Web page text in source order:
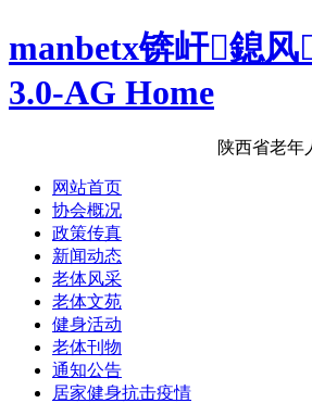
manbetx锛屽鎴风
3.0-AG Home
陕西省老年
网站首页
协会概况
政策传真
新闻动态
老体风采
老体文苑
健身活动
老体刊物
通知公告
居家健身抗击疫情